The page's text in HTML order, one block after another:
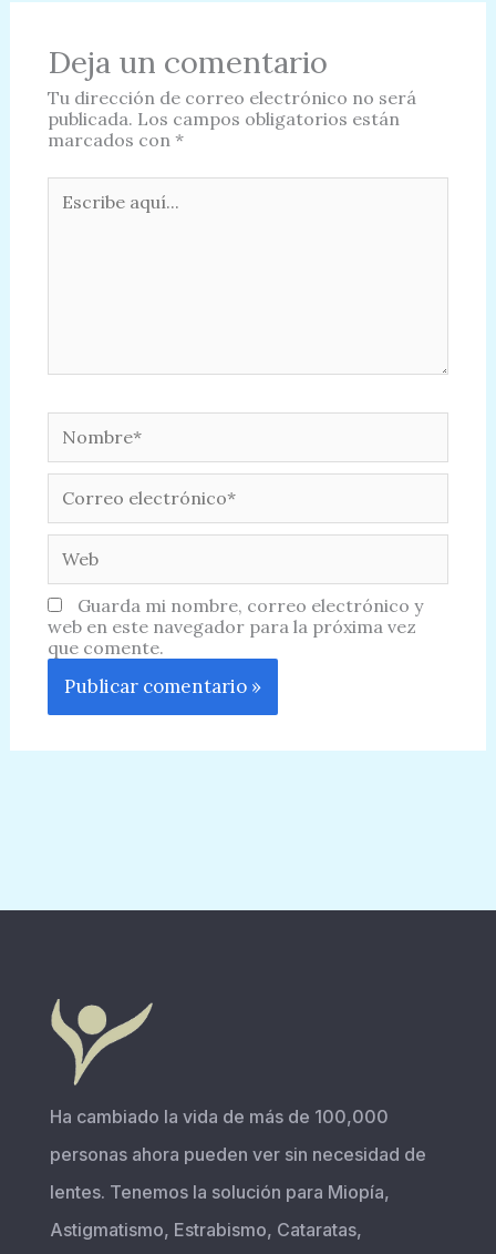
Deja un comentario
Tu dirección de correo electrónico no será
publicada. Los campos obligatorios están
marcados con *
aquí...
electrónico*
Guarda mi nombre, correo electrónico y
web en este navegador para la próxima vez
que comente.
Ha cambiado la vida de más de 100,000
personas ahora pueden ver sin necesidad de
lentes. Tenemos la solución para Miopía,
Astigmatismo, Estrabismo, Cataratas,